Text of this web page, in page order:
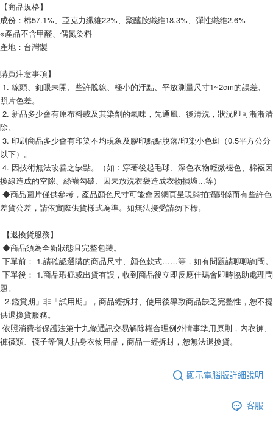
【商品規格】
成份：棉57.1%、亞克力纖維22%、聚醯胺纖維18.3%、彈性纖維2.6%
※產品不含甲醛、偶氮染料
產地：台灣製
購買注意事項】
照片色差。
除。
以下）。
換線造成的空隙、絲襪勾破、因未放洗衣袋造成衣物損壞...等）
差貨公差，請依實際供貨樣式為準。如無法接受請勿下標。
【退換貨服務】
◆商品須為全新狀態且完整包裝。
題。
供退換貨服務。
褲襪類、襪子等個人貼身衣物用品，商品一經拆封，恕無法退換貨。
顯示電腦版詳細說明
客服